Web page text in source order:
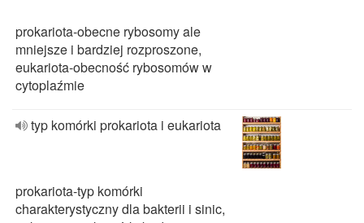
prokariota-obecne rybosomy ale
mniejsze i bardziej rozproszone,
eukariota-obecność rybosomów w
cytoplaźmie
typ komórki prokariota i eukariota
prokariota-typ komórki
charakterystyczny dla bakterii i sinic,